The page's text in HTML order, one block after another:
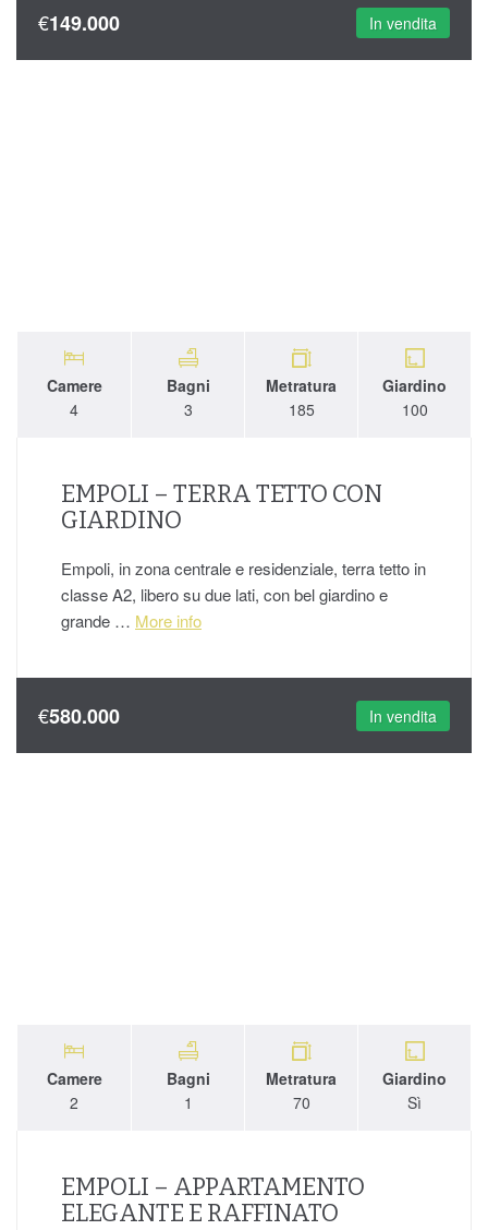
€149.000 In vendita
Camere
4
Bagni
3
Metratura
185
Giardino
100
EMPOLI – TERRA TETTO CON
GIARDINO
Empoli, in zona centrale e residenziale, terra tetto in
classe A2, libero su due lati, con bel giardino e
grande … More info
€580.000 In vendita
Camere
2
Bagni
1
Metratura
70
Giardino
Sì
EMPOLI – APPARTAMENTO
ELEGANTE E RAFFINATO